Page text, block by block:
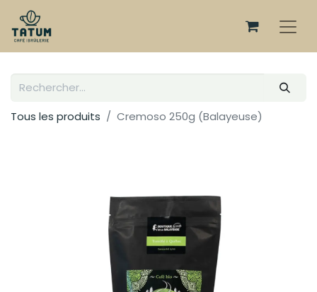
Tous les produits Cremoso 250g (Balayeuse)